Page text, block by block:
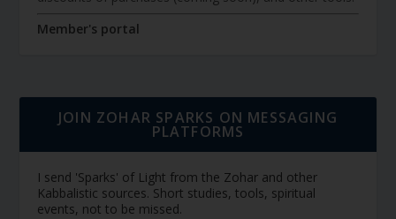
Member's portal
JOIN ZOHAR SPARKS ON MESSAGING
PLATFORMS
I send 'Sparks' of Light from the Zohar and other
Kabbalistic sources. Short studies, tools, spiritual
events, not to be missed.